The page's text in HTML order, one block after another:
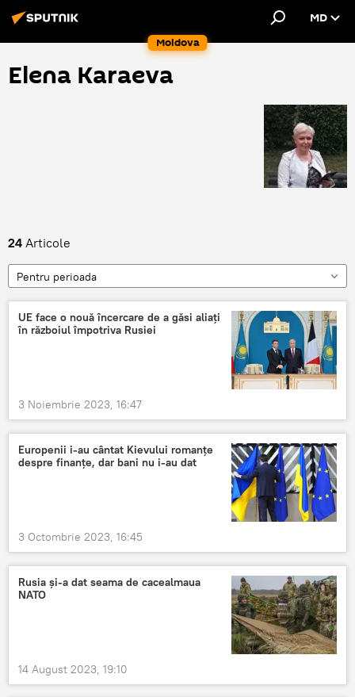
Moldova
MD
Elena Karaeva
24 Articole
Pentru perioada
UE face o nouă încercare de a găsi aliați
în războiul împotriva Rusiei
3 Noiembrie 2023, 16:47
Europenii i-au cântat Kievului romanțe
despre finanțe, dar bani nu i-au dat
3 Octombrie 2023, 16:45
Rusia și-a dat seama de cacealmaua
NATO
14 August 2023, 19:10